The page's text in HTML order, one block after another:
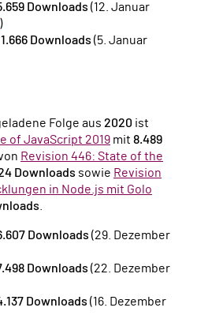
Downloads (12. Januar
)
Downloads (5. Januar
Folge aus 2020 ist
of JavaScript 2019 mit 8.489
Revision 446: State of the
Downloads sowie Revision
in Node.js mit Golo
Downloads (29. Dezember
Downloads (22. Dezember
Downloads (16. Dezember